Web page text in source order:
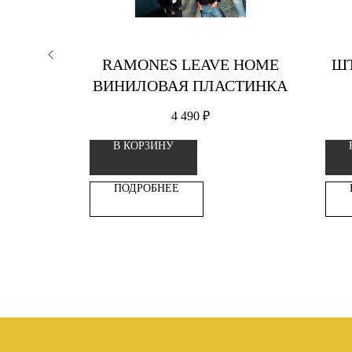
RAMONES LEAVE HOME
ВИНИЛОВАЯ ПЛАСТИНКА
4 490 ₽
В КОРЗИНУ
ПОДРОБНЕЕ